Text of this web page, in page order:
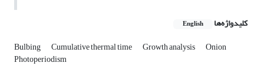
کلیدواژه‌ها English
Bulbing Cumulative thermal time Growth analysis Onion
Photoperiodism